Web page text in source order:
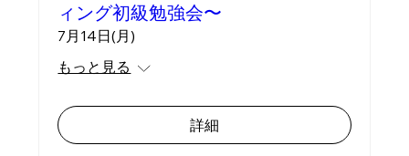
ィング初級勉強会〜
7月14日(月)
もっと見る
詳細